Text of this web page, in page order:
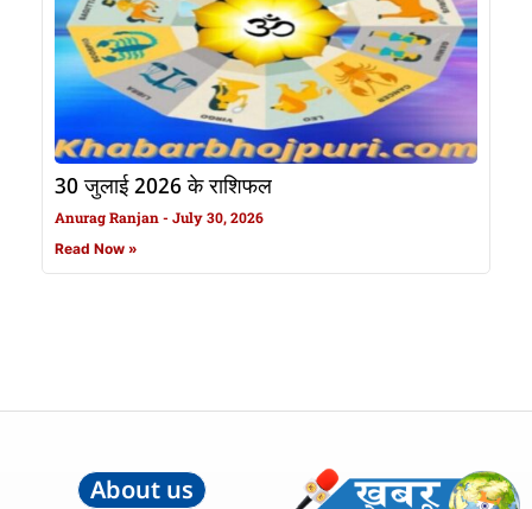
30 जुलाई 2026 के राशिफल
Anurag Ranjan July 30, 2026
Read Now »
About us